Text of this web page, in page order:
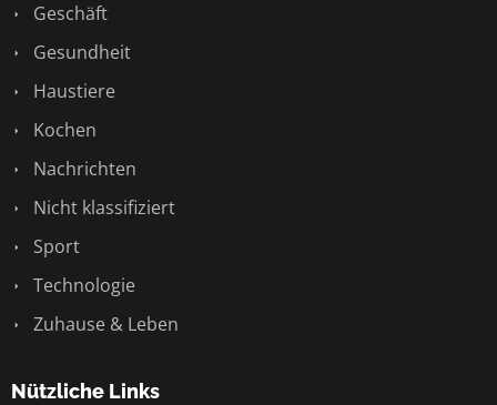
Geschäft
Gesundheit
Haustiere
Kochen
Nachrichten
Nicht klassifiziert
Sport
Technologie
Zuhause & Leben
Nützliche Links